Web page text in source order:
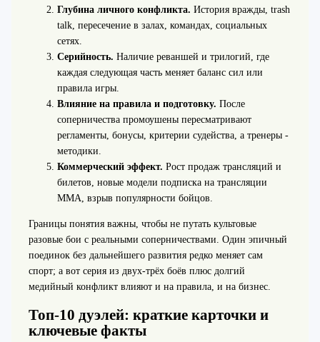
Глубина личного конфликта. История вражды, trash
talk, пересечение в залах, командах, социальных
сетях.
Серийность. Наличие реваншей и трилогий, где
каждая следующая часть меняет баланс сил или
правила игры.
Влияние на правила и подготовку. После
соперничества промоушены пересматривают
регламенты, бонусы, критерии судейства, а тренеры -
методики.
Коммерческий эффект. Рост продаж трансляций и
билетов, новые модели подписка на трансляции
ММА, взрыв популярности бойцов.
Границы понятия важны, чтобы не путать культовые
разовые бои с реальными соперничествами. Один эпичный
поединок без дальнейшего развития редко меняет сам
спорт; а вот серия из двух-трёх боёв плюс долгий
медийный конфликт влияют и на правила, и на бизнес.
Топ-10 дуэлей: краткие карточки и
ключевые факты